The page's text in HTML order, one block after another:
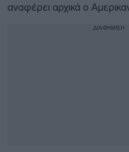
αναφέρει αρχικά ο
ΔΙΑΦΗΜΙΣΗ